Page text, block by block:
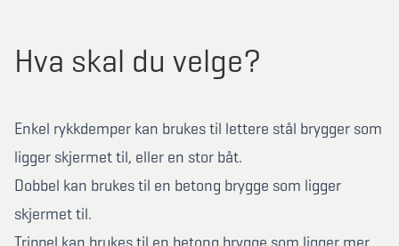
Hva skal du velge?
Enkel rykkdemper kan brukes til lettere stål brygger som
ligger skjermet til, eller en stor båt.
Dobbel kan brukes til en betong brygge som ligger
skjermet til.